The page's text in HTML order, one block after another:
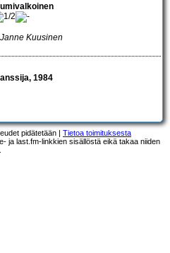
Kuusinen
1984
pidätetään | Tietoa toimituksesta
ja last.fm-linkkien sisällöstä eikä takaa niiden